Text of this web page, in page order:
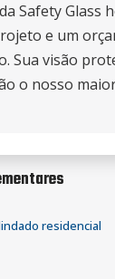
Safety Glass
e um
Sua visão
o nosso
residencial